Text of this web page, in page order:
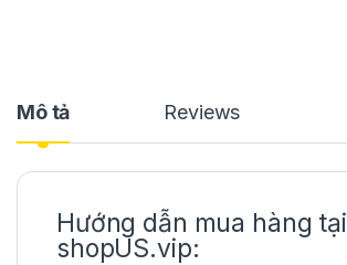
Mô tả Reviews
Hướng dẫn mua hàng tại
shopUS.vip: